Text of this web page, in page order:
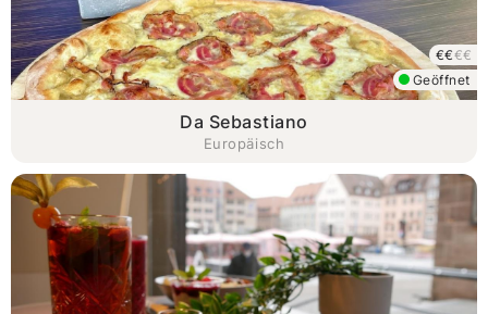
Da Sebastiano
Europäisch
Geöffnet
€€€€